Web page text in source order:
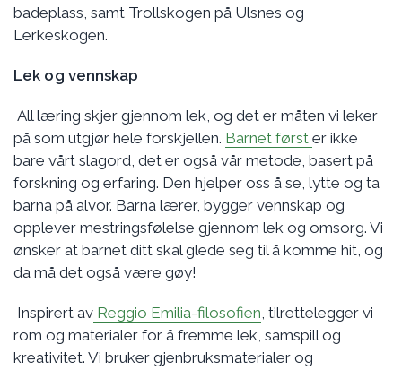
badeplass, samt Trollskogen på Ulsnes og
Lerkeskogen.
Lek og vennskap
All læring skjer gjennom lek, og det er måten vi leker
på som utgjør hele forskjellen. Barnet først er ikke
bare vårt slagord, det er også vår metode, basert på
forskning og erfaring. Den hjelper oss å se, lytte og ta
barna på alvor. Barna lærer, bygger vennskap og
opplever mestringsfølelse gjennom lek og omsorg. Vi
ønsker at barnet ditt skal glede seg til å komme hit, og
da må det også være gøy!
Inspirert av Reggio Emilia-filosofien, tilrettelegger vi
rom og materialer for å fremme lek, samspill og
kreativitet. Vi bruker gjenbruksmaterialer og